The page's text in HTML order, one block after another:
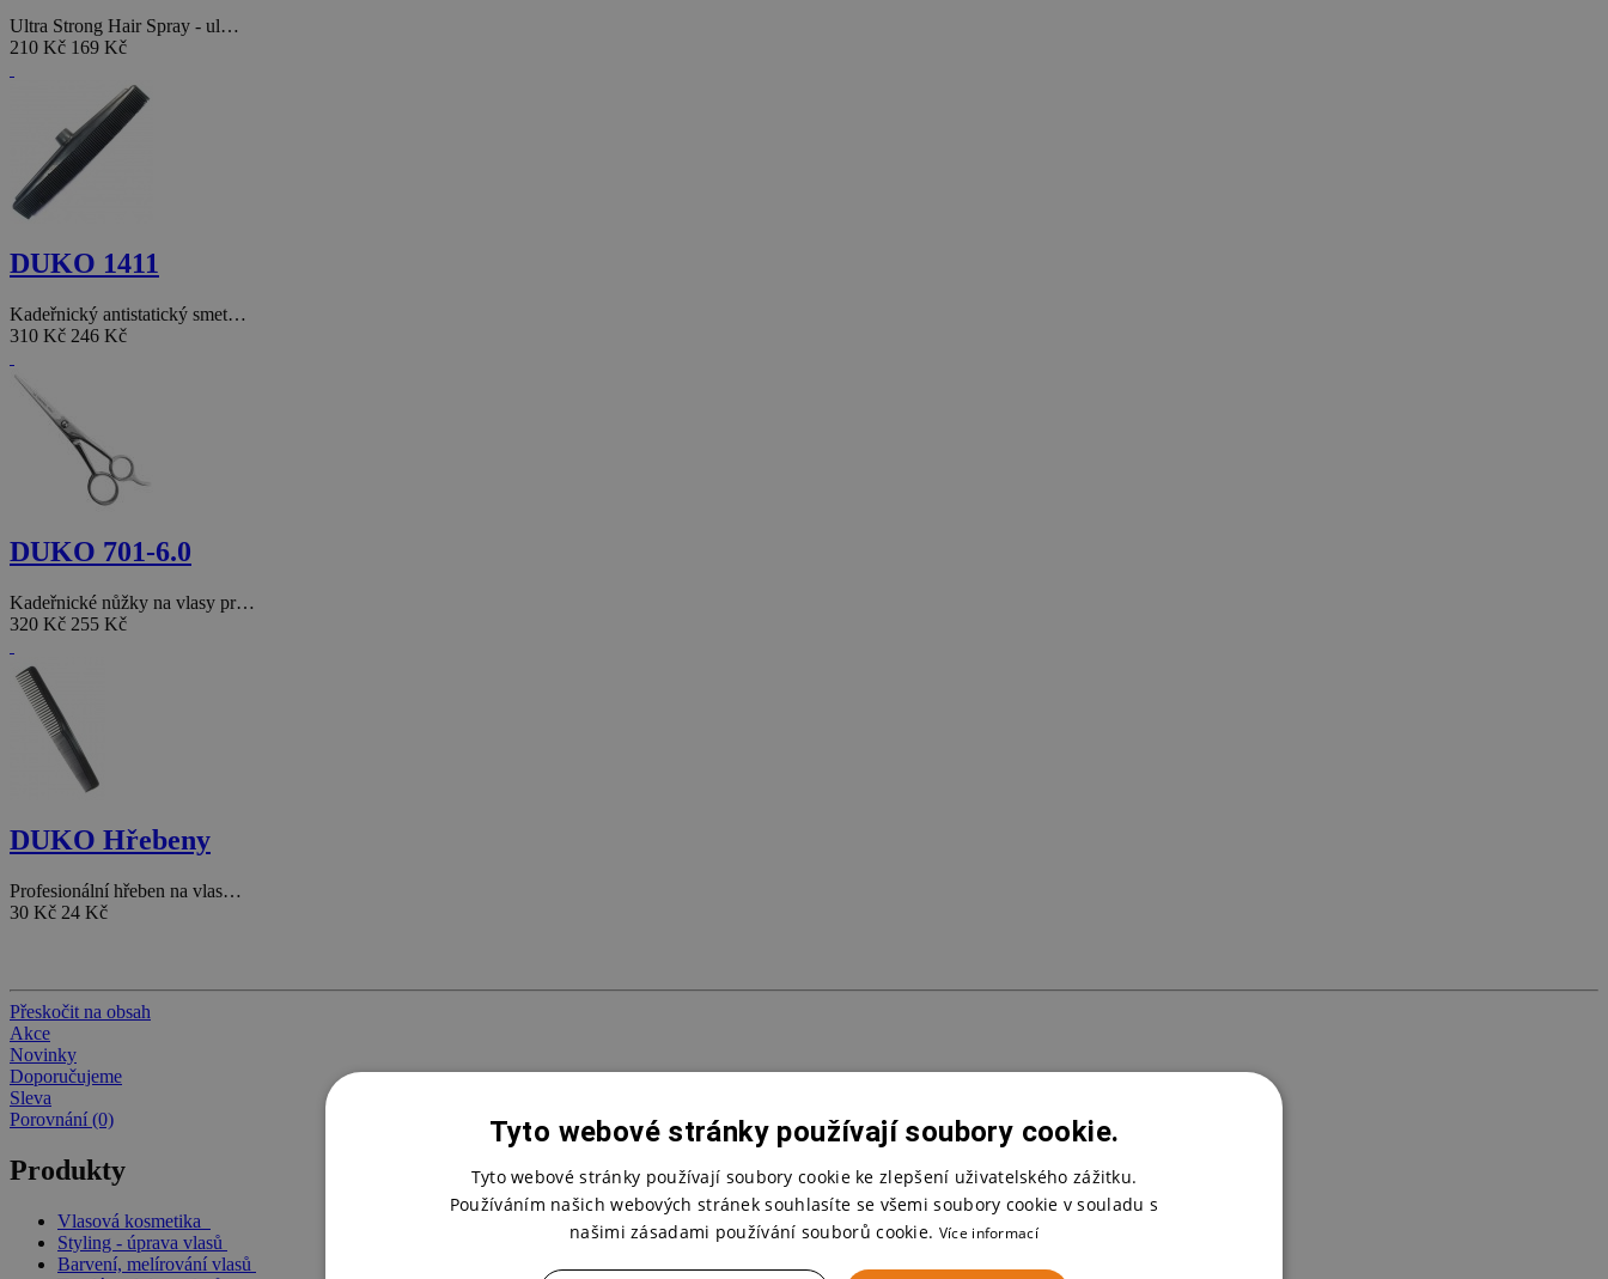
Ultra Strong Hair Spray - ul…
210 Kč 169 Kč
DUKO 1411
Kadeřnický antistatický smet…
310 Kč 246 Kč
DUKO 701-6.0
Kadeřnické nůžky na vlasy pr…
320 Kč 255 Kč
DUKO Hřebeny
Profesionální hřeben na vlas…
30 Kč 24 Kč
Přeskočit na obsah
Akce
Novinky
Doporučujeme
Sleva
Porovnání (0)
Produkty
Vlasová kosmetika
Styling - úprava vlasů
Barvení, melírování vlasů
Tyto webové stránky používají soubory cookie.
Tyto webové stránky používají soubory cookie ke zlepšení uživatelského zážitku.
Používáním našich webových stránek souhlasíte se všemi soubory cookie v souladu s
našimi zásadami používání souborů cookie. Více informací